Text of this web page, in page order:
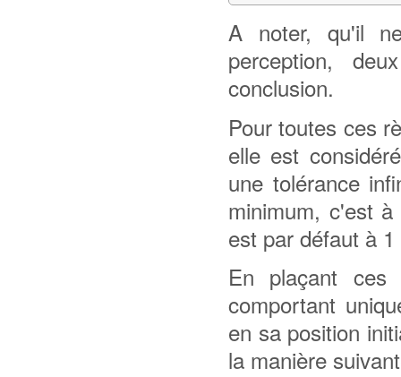
A noter, qu'il
perception,
conclusion.
Pour toutes ces
elle est
une tolérance
minimum, c'est
est par défaut à
En plaçant ces
comportant
en sa position
la manière